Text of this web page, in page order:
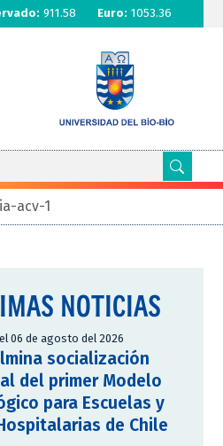
911.58 Euro: 1053.36
acv-1
NOTICIAS
06 de agosto del 2026
socialización
del primer Modelo
para Escuelas y
de Chile